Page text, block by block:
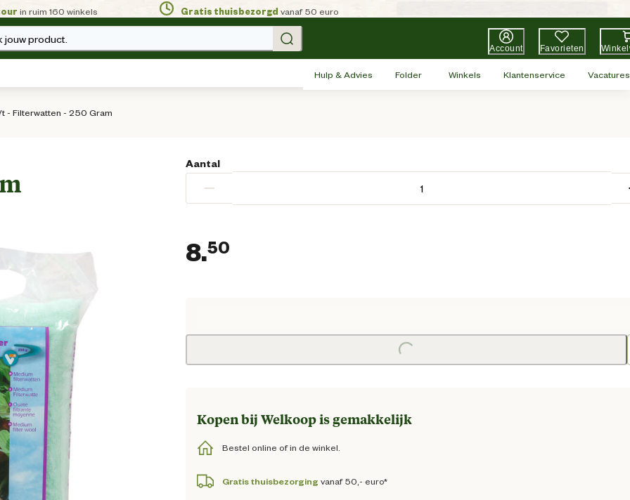
in ruim 160 winkels Gratis thuisbezorgd vanaf 50 euro
jouw product.
Account Favorieten
Hulp & Advies Folder Winkels Klantenservice Vacatures
- Filterwatten - 250 Gram
Aantal
−
8.50
Loading...
Kopen bij Welkoop is gemakkelijk
Bestel online of in de winkel.
Gratis thuisbezorging vanaf 50,- euro*